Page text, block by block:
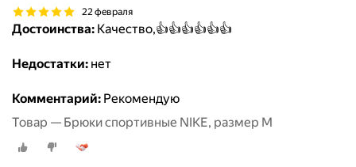
22 февраля
Достоинства: Качество,👍👍👍👍👍👍
Недостатки: нет
Комментарий: Рекомендую
Товар — Брюки спортивные NIKE, размер M